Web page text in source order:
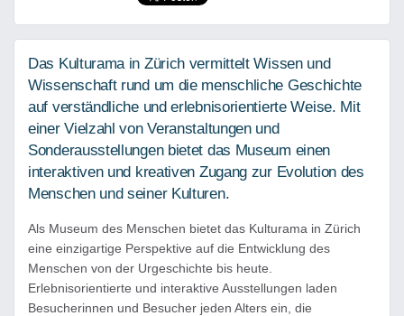
Das Kulturama in Zürich vermittelt Wissen und
Wissenschaft rund um die menschliche Geschichte
auf verständliche und erlebnisorientierte Weise. Mit
einer Vielzahl von Veranstaltungen und
Sonderausstellungen bietet das Museum einen
interaktiven und kreativen Zugang zur Evolution des
Menschen und seiner Kulturen.
Als Museum des Menschen bietet das Kulturama in Zürich
eine einzigartige Perspektive auf die Entwicklung des
Menschen von der Urgeschichte bis heute.
Erlebnisorientierte und interaktive Ausstellungen laden
Besucherinnen und Besucher jeden Alters ein, die